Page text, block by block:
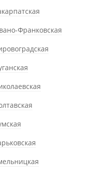
Франковская